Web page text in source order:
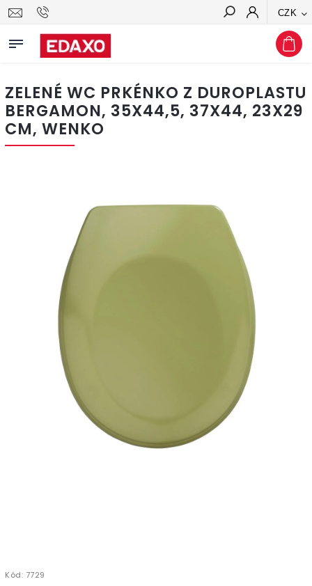
CZK
Hledat
ZELENÉ WC PRKÉNKO Z DUROPLASTU
BERGAMON, 35X44,5, 37X44, 23X29
CM, WENKO
Kód: 7729